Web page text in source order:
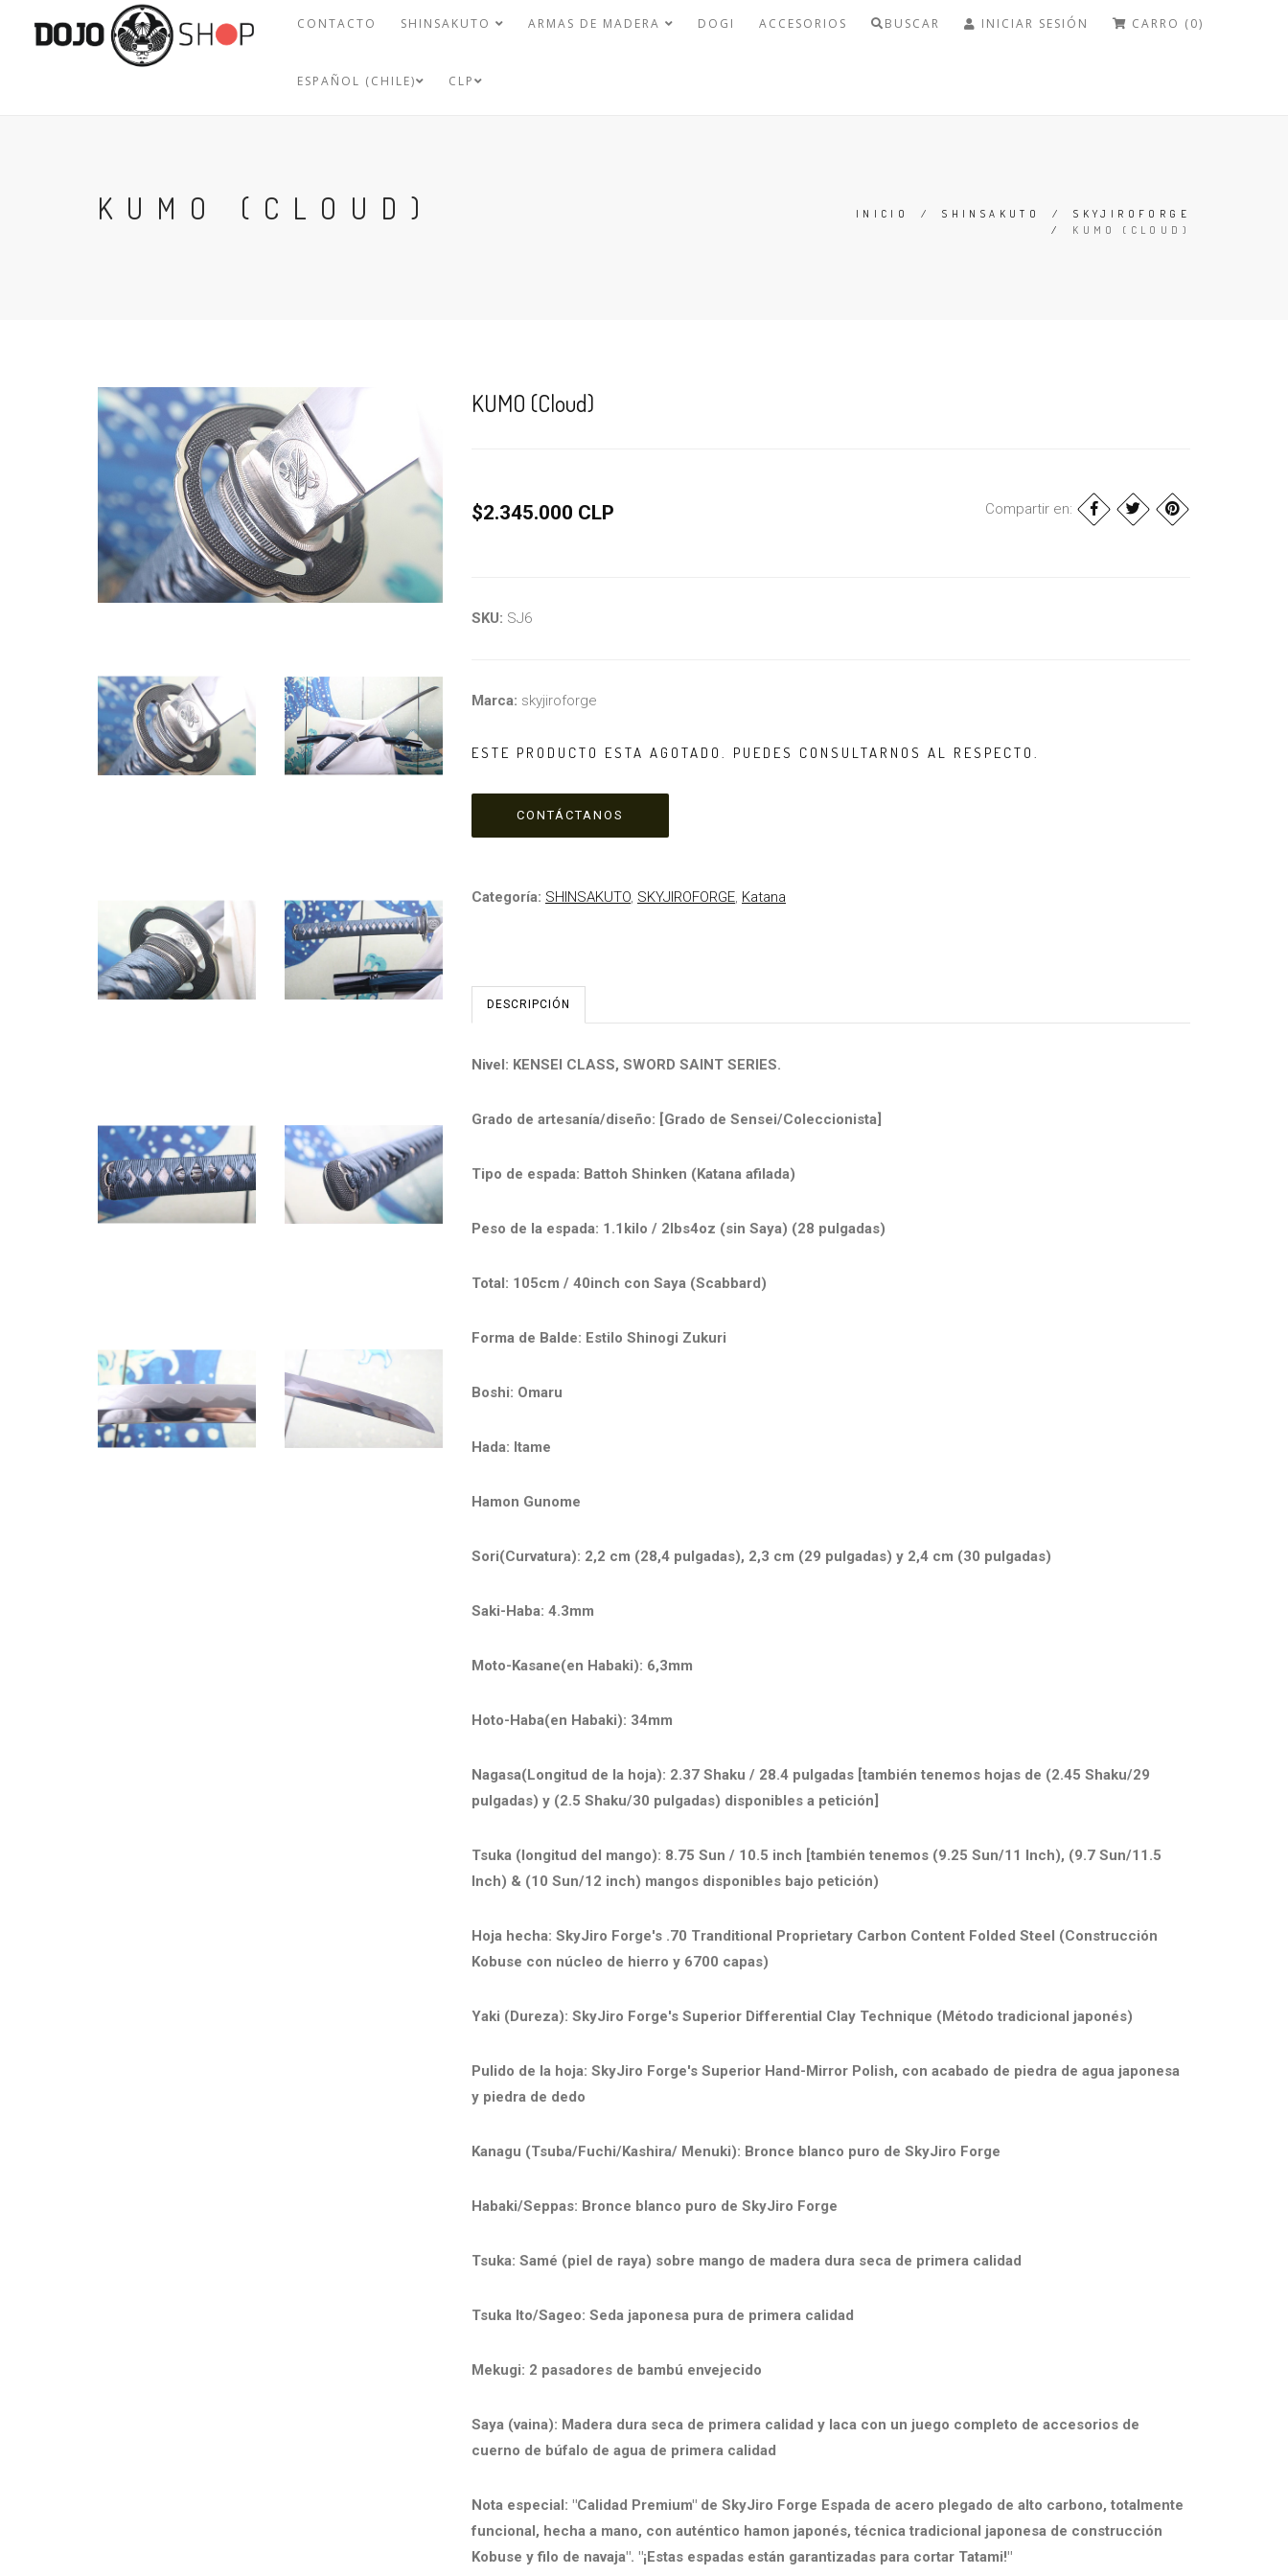
CONTACTO SHINSAKUTO ARMAS DE MADERA DOGI ACCESORIOS BUSCAR INICIAR SESIÓN CARRO (0)
ESPAÑOL (CHILE) CLP
KUMO (CLOUD) INICIO /SHINSAKUTO /SKYJIROFORGE
/ KUMO (CLOUD)
KUMO (Cloud)
$2.345.000 CLP Compartir en:
SKU: SJ6
Marca: skyjiroforge
ESTE PRODUCTO ESTA AGOTADO. PUEDES CONSULTARNOS AL RESPECTO.
CONTÁCTANOS
Categoría: SHINSAKUTO, SKYJIROFORGE, Katana
DESCRIPCIÓN
Nivel: KENSEI CLASS, SWORD SAINT SERIES.
Grado de artesanía/diseño: [Grado de Sensei/Coleccionista]
Tipo de espada: Battoh Shinken (Katana afilada)
Peso de la espada: 1.1kilo / 2lbs4oz (sin Saya) (28 pulgadas)
Total: 105cm / 40inch con Saya (Scabbard)
Forma de Balde: Estilo Shinogi Zukuri
Boshi: Omaru
Hada: Itame
Hamon Gunome
Sori(Curvatura): 2,2 cm (28,4 pulgadas), 2,3 cm (29 pulgadas) y 2,4 cm (30 pulgadas)
Saki-Haba: 4.3mm
Moto-Kasane(en Habaki): 6,3mm
Hoto-Haba(en Habaki): 34mm
Nagasa(Longitud de la hoja): 2.37 Shaku / 28.4 pulgadas [también tenemos hojas de (2.45 Shaku/29
pulgadas) y (2.5 Shaku/30 pulgadas) disponibles a petición]
Tsuka (longitud del mango): 8.75 Sun / 10.5 inch [también tenemos (9.25 Sun/11 Inch), (9.7 Sun/11.5
Inch) & (10 Sun/12 inch) mangos disponibles bajo petición)
Hoja hecha: SkyJiro Forge's .70 Tranditional Proprietary Carbon Content Folded Steel (Construcción
Kobuse con núcleo de hierro y 6700 capas)
Yaki (Dureza): SkyJiro Forge's Superior Differential Clay Technique (Método tradicional japonés)
Pulido de la hoja: SkyJiro Forge's Superior Hand-Mirror Polish, con acabado de piedra de agua japonesa
y piedra de dedo
Kanagu (Tsuba/Fuchi/Kashira/ Menuki): Bronce blanco puro de SkyJiro Forge
Habaki/Seppas: Bronce blanco puro de SkyJiro Forge
Tsuka: Samé (piel de raya) sobre mango de madera dura seca de primera calidad
Tsuka Ito/Sageo: Seda japonesa pura de primera calidad
Mekugi: 2 pasadores de bambú envejecido
Saya (vaina): Madera dura seca de primera calidad y laca con un juego completo de accesorios de
cuerno de búfalo de agua de primera calidad
Nota especial: "Calidad Premium" de SkyJiro Forge Espada de acero plegado de alto carbono, totalmente
funcional, hecha a mano, con auténtico hamon japonés, técnica tradicional japonesa de construcción
Kobuse y filo de navaja". "¡Estas espadas están garantizadas para cortar Tatami!"